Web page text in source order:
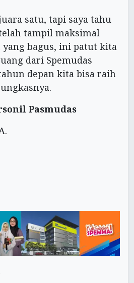
satu, tapi saya tahu
telah tampil maksimal
bagus, ini patut kita
dari Spemudas
depan kita bisa raih
Pasmudas